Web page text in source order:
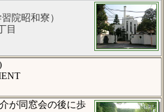
院昭和寮）
目
が同窓会の後に歩